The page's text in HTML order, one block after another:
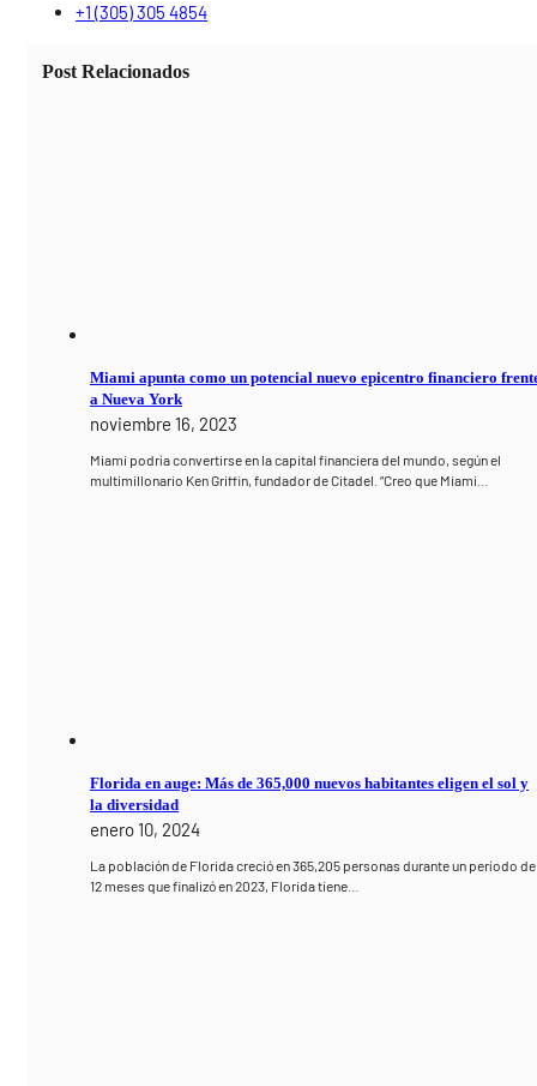
+1 (305) 305 4854
Post Relacionados
Miami apunta como un potencial nuevo epicentro financiero
a Nueva York
noviembre 16, 2023
Miami podría convertirse en la capital financiera del mundo, según el
multimillonario Ken Griffin, fundador de Citadel. “Creo que Miami…
Florida en auge: Más de 365,000 nuevos habitantes eligen el sol y
la diversidad
enero 10, 2024
La población de Florida creció en 365,205 personas durante un período de
12 meses que finalizó en 2023, Florida tiene…